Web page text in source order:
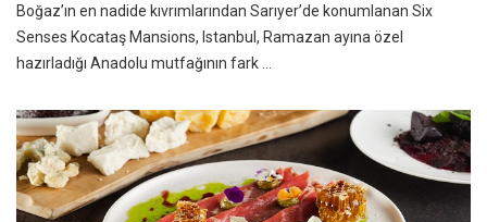
Boğaz’ın en nadide kıvrımlarından Sarıyer’de konumlanan Six
Senses Kocataş Mansions, Istanbul, Ramazan ayına özel
hazırladığı Anadolu mutfağının fark ...